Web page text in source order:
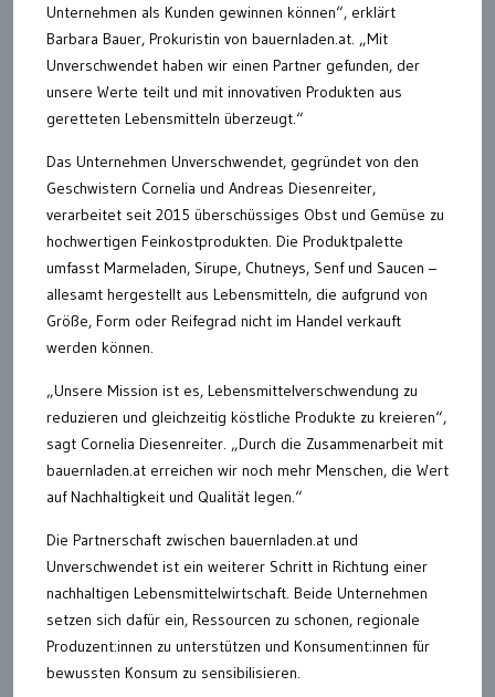
Unternehmen als Kunden gewinnen können“, erklärt
Barbara Bauer, Prokuristin von bauernladen.at. „Mit
Unverschwendet haben wir einen Partner gefunden, der
unsere Werte teilt und mit innovativen Produkten aus
geretteten Lebensmitteln überzeugt.“
Das Unternehmen Unverschwendet, gegründet von den
Geschwistern Cornelia und Andreas Diesenreiter,
verarbeitet seit 2015 überschüssiges Obst und Gemüse zu
hochwertigen Feinkostprodukten. Die Produktpalette
umfasst Marmeladen, Sirupe, Chutneys, Senf und Saucen –
allesamt hergestellt aus Lebensmitteln, die aufgrund von
Größe, Form oder Reifegrad nicht im Handel verkauft
werden können.
„Unsere Mission ist es, Lebensmittelverschwendung zu
reduzieren und gleichzeitig köstliche Produkte zu kreieren“,
sagt Cornelia Diesenreiter. „Durch die Zusammenarbeit mit
bauernladen.at erreichen wir noch mehr Menschen, die Wert
auf Nachhaltigkeit und Qualität legen.“
Die Partnerschaft zwischen bauernladen.at und
Unverschwendet ist ein weiterer Schritt in Richtung einer
nachhaltigen Lebensmittelwirtschaft. Beide Unternehmen
setzen sich dafür ein, Ressourcen zu schonen, regionale
Produzent:innen zu unterstützen und Konsument:innen für
bewussten Konsum zu sensibilisieren.